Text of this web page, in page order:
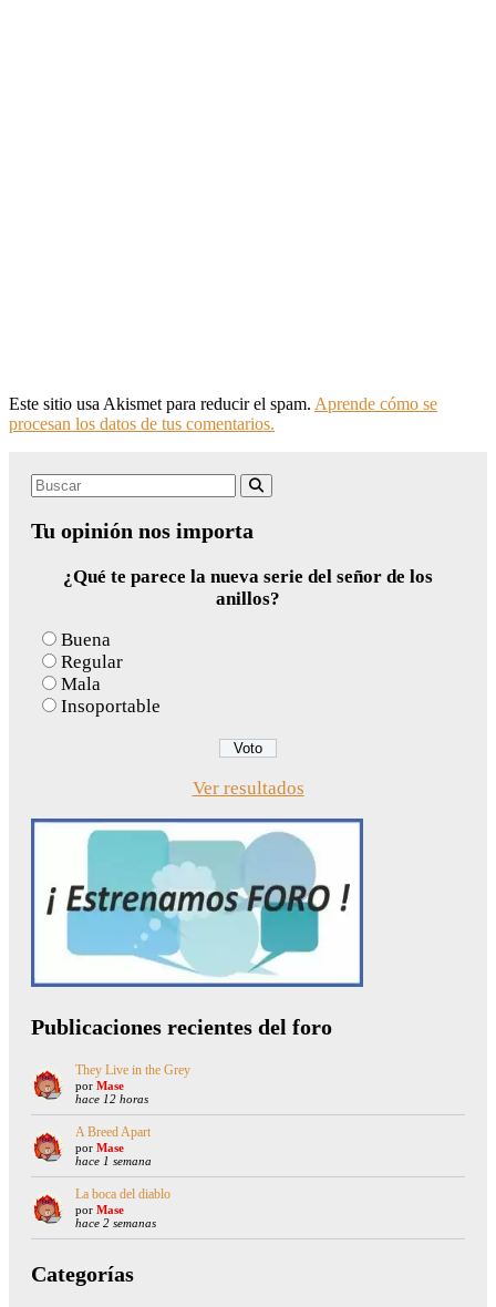
Este sitio usa Akismet para reducir el spam. Aprende cómo se
procesan los datos de tus comentarios.
Search
Tu opinión nos importa
¿Qué te parece la nueva serie del señor de los
anillos?
Buena
Regular
Mala
Insoportable
Ver resultados
Publicaciones recientes del foro
They Live in the Grey
por Mase
hace 12 horas
A Breed Apart
por Mase
hace 1 semana
La boca del diablo
por Mase
hace 2 semanas
Categorías